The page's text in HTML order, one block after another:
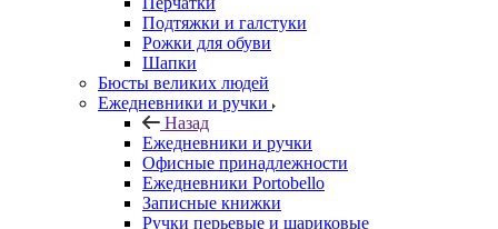
Подтяжки и галстуки
Рожки для обуви
Шапки
Бюсты великих людей
Ежедневники и ручки
Назад
Ежедневники и ручки
Офисные принадлежности
Ежедневники Portobello
Записные книжки
Ручки перьевые и шариковые